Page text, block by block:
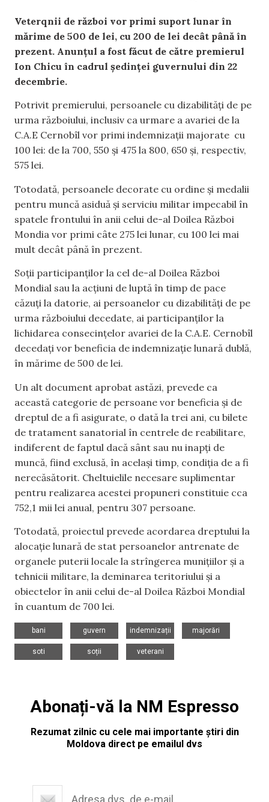
Veterqnii de război vor primi suport lunar în
mărime de 500 de lei, cu 200 de lei decât până în
prezent. Anunțul a fost făcut de către premierul
Ion Chicu în cadrul ședinței guvernului din 22
decembrie.
Potrivit premierului, persoanele cu dizabilități de pe
urma războiului, inclusiv ca urmare a avariei de la
C.A.E Cernobîl vor primi indemnizații majorate cu
100 lei: de la 700, 550 și 475 la 800, 650 și, respectiv,
575 lei.
Totodată, persoanele decorate cu ordine şi medalii
pentru muncă asiduă şi serviciu militar impecabil în
spatele frontului în anii celui de-al Doilea Război
Mondia vor primi câte 275 lei lunar, cu 100 lei mai
mult decât până în prezent.
Soții participanţilor la cel de-al Doilea Război
Mondial sau la acţiuni de luptă în timp de pace
căzuţi la datorie, ai persoanelor cu dizabilităţi de pe
urma războiului decedate, ai participanţilor la
lichidarea consecinţelor avariei de la C.A.E. Cernobîl
decedaţi vor beneficia de indemnizație lunară dublă,
în mărime de 500 de lei.
Un alt document aprobat astăzi, prevede ca
această categorie de persoane vor beneficia și de
dreptul de a fi asigurate, o dată la trei ani, cu bilete
de tratament sanatorial în centrele de reabilitare,
indiferent de faptul dacă sânt sau nu inapți de
muncă, fiind exclusă, în același timp, condiția de a fi
nerecăsătorit. Cheltuielile necesare suplimentar
pentru realizarea acestei propuneri constituie cca
752,1 mii lei anual, pentru 307 persoane.
Totodată, proiectul prevede acordarea dreptului la
alocație lunară de stat persoanelor antrenate de
organele puterii locale la strîngerea muniţiilor şi a
tehnicii militare, la deminarea teritoriului şi a
obiectelor în anii celui de-al Doilea Război Mondial
în cuantum de 700 lei.
bani
guvern
indemnizații
majorări
soti
soții
veterani
Abonați-vă la NM Espresso
Rezumat zilnic cu cele mai importante știri din
Moldova direct pe emailul dvs